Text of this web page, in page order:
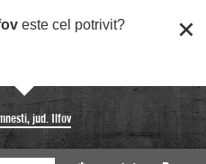
este cel potrivit?
jud. Ilfov